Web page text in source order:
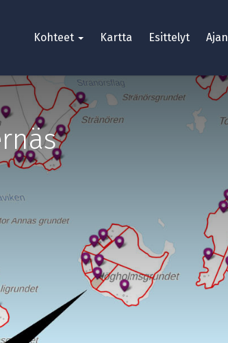
Kohteet Kartta Esittelyt